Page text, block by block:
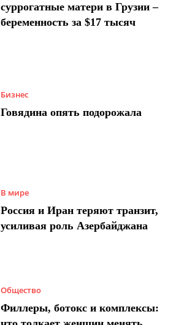
суррогатные матери в Грузии –
беременность за $17 тысяч
Бизнес
Говядина опять подорожала
В мире
Россия и Иран теряют транзит,
усиливая роль Азербайджана
Общество
Филлеры, ботокс и комплексы: